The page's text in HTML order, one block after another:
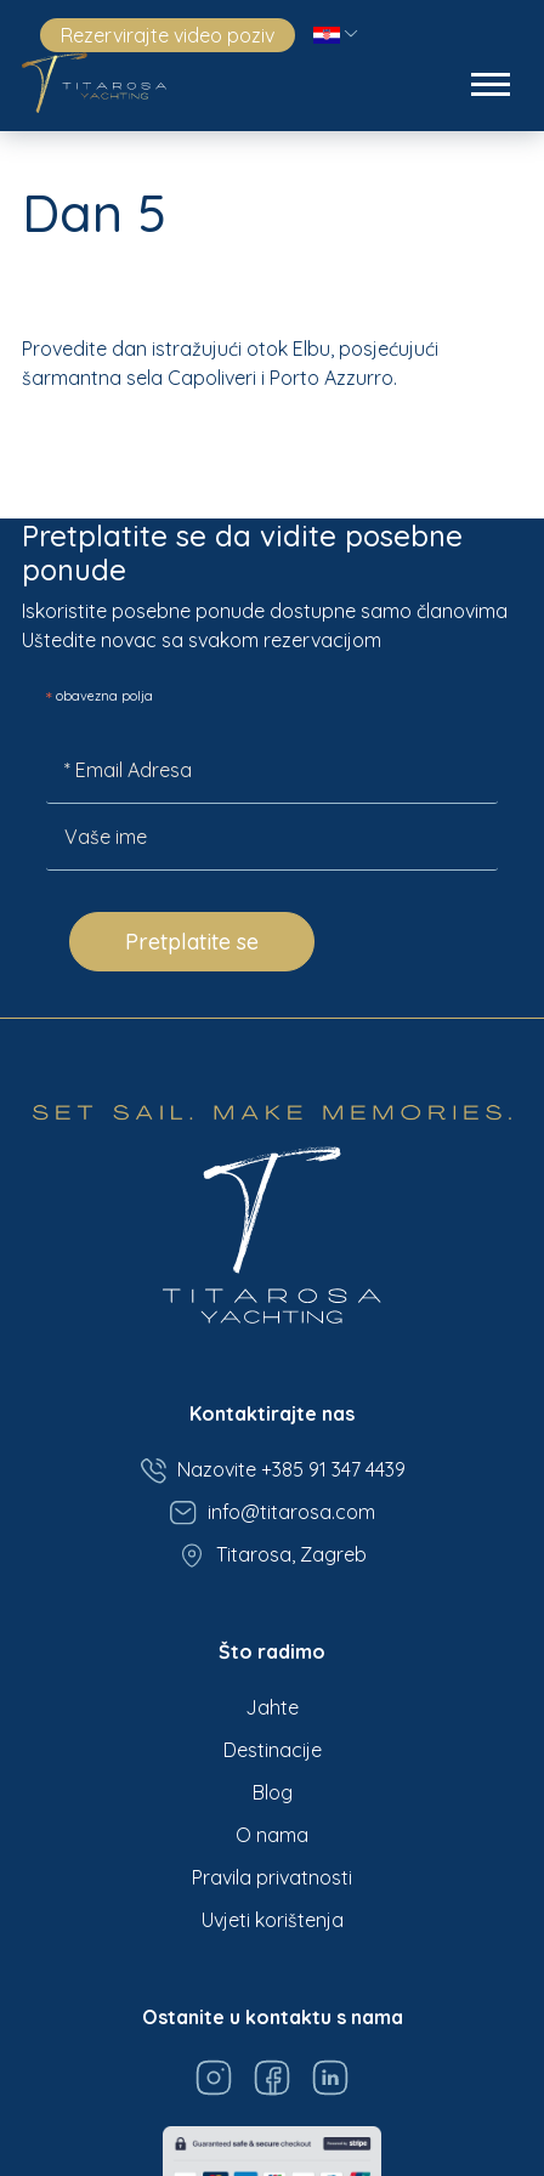
Rezervirajte video poziv
Dan 5
Provedite dan istražujući otok Elbu, posjećujući
šarmantna sela Capoliveri i Porto Azzurro.
Pretplatite se da vidite posebne
ponude
Iskoristite posebne ponude dostupne samo članovima
Uštedite novac sa svakom rezervacijom
*obavezna polja
Pretplatite se
Kontaktirajte nas
Nazovite +385 91 347 4439
info@titarosa.com
Titarosa, Zagreb
Što radimo
Jahte
Destinacije
Blog
O nama
Pravila privatnosti
Uvjeti korištenja
Ostanite u kontaktu s nama